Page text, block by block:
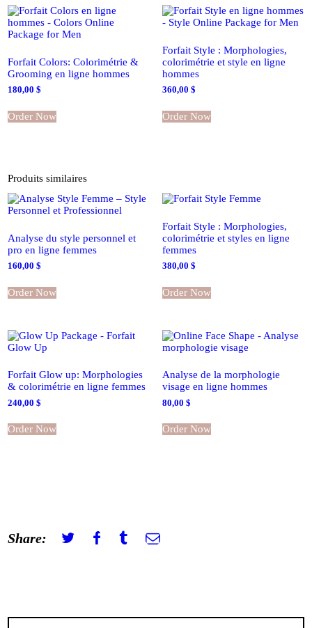
Forfait Colors: Colorimétrie &
Grooming en ligne hommes
180,00$
Order Now
Forfait Style : Morphologies,
colorimétrie et style en ligne
hommes
360,00 $
Order Now
Produits similaires
Analyse du style personnel et
pro en ligne femmes
160,00$
Order Now
Forfait Style : Morphologies,
colorimétrie et styles en ligne
femmes
380,00 $
Order Now
Forfait Glow up: Morphologies
& colorimétrie en ligne femmes
240,00$
Order Now
Analyse de la morphologie
visage en ligne hommes
80,00 $
Order Now
Share: